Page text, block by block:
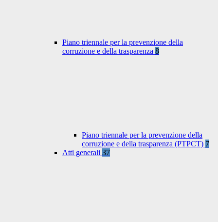
Piano triennale per la prevenzione della
corruzione e della trasparenza 8
Piano triennale per la prevenzione della
corruzione e della trasparenza (PTPCT) 7
Atti generali 37